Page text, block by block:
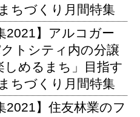
まちづくり月間特集
2021】アルコガー
トシティ内の分譲
しめるまち」目指す
まちづくり月間特集
2021】住友林業のフ